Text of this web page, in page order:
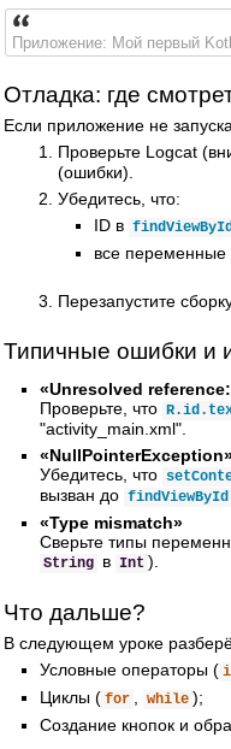
Приложение: Мой первый
Отладка: где
Если приложение не
Проверьте Logcat
(ошибки).
Убедитесь, что:
ID в
все переменные
Перезапустите
Типичные ошибки и
«Unresolved
Проверьте, что R.id.
"activity_main.xml".
Убедитесь, что
вызван до findViewById
«Type mismatch»
Сверьте типы
String в Int ).
Что дальше?
В следующем уроке
Условные операторы (
Циклы ( for while );
Создание кнопок и